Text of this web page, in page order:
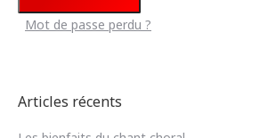
Mot de passe perdu ?
Articles récents